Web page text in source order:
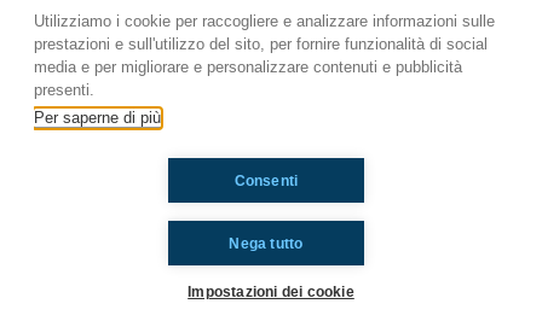
#OkkinSu www.radioimmaginaria.it
Caserta
Utilizziamo i cookie per raccogliere e analizzare informazioni sulle
prestazioni e sull'utilizzo del sito, per fornire funzionalità di social
media e per migliorare e personalizzare contenuti e pubblicità
presenti.
Per saperne di più
Nega tutto
Consenti
Impostazioni dei cookie